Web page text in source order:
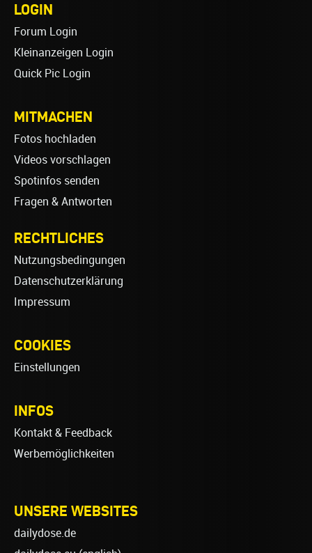
LOGIN
Forum Login
Kleinanzeigen Login
Quick Pic Login
MITMACHEN
Fotos hochladen
Videos vorschlagen
Spotinfos senden
Fragen & Antworten
RECHTLICHES
Nutzungsbedingungen
Datenschutzerklärung
Impressum
COOKIES
Einstellungen
INFOS
Kontakt & Feedback
Werbemöglichkeiten
UNSERE WEBSITES
dailydose.de